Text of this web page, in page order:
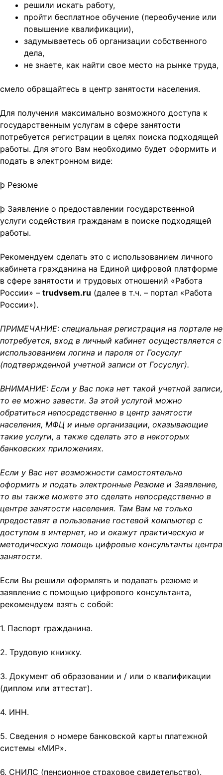
решили искать работу,
пройти бесплатное обучение (переобучение или
повышение квалификации),
задумываетесь об организации собственного
дела,
не знаете, как найти свое место на рынке труда,
смело обращайтесь в центр занятости населения.
Для получения максимально возможного доступа к
государственным услугам в сфере занятости
потребуется регистрации в целях поиска подходящей
работы. Для этого Вам необходимо будет оформить и
подать в электронном виде:
þ Резюме
þ Заявление о предоставлении государственной
услуги содействия гражданам в поиске подходящей
работы.
Рекомендуем сделать это с использованием личного
кабинета гражданина на Единой цифровой платформе
в сфере занятости и трудовых отношений «Работа
России» – trudvsem.ru (далее в т.ч. – портал «Работа
России»).
ПРИМЕЧАНИЕ: специальная регистрация на портале не
потребуется, вход в личный кабинет осуществляется с
использованием логина и пароля от Госуслуг
(подтвержденной учетной записи от Госуслуг).
ВНИМАНИЕ: Если у Вас пока нет такой учетной записи,
то ее можно завести. За этой услугой можно
обратиться непосредственно в центр занятости
населения, МФЦ и иные организации, оказывающие
такие услуги, а также сделать это в некоторых
банковских приложениях.
Если у Вас нет возможности самостоятельно
оформить и подать электронные Резюме и Заявление,
то вы также можете это сделать непосредственно в
центре занятости населения. Там Вам не только
предоставят в пользование гостевой компьютер с
доступом в интернет, но и окажут практическую и
методическую помощь цифровые консультанты центра
занятости.
Если Вы решили оформлять и подавать резюме и
заявление с помощью цифрового консультанта,
рекомендуем взять с собой:
1. Паспорт гражданина.
2. Трудовую книжку.
3. Документ об образовании и / или о квалификации
(диплом или аттестат).
4. ИНН.
5. Сведения о номере банковской карты платежной
системы «МИР».
6. СНИЛС (пенсионное страховое свидетельство).